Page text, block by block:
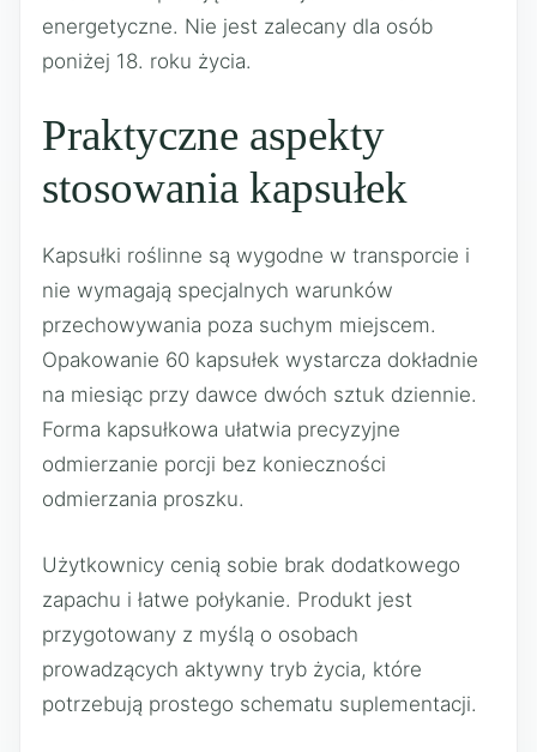
energetyczne. Nie jest zalecany dla osób
poniżej 18. roku życia.
Praktyczne aspekty
stosowania kapsułek
Kapsułki roślinne są wygodne w transporcie i
nie wymagają specjalnych warunków
przechowywania poza suchym miejscem.
Opakowanie 60 kapsułek wystarcza dokładnie
na miesiąc przy dawce dwóch sztuk dziennie.
Forma kapsułkowa ułatwia precyzyjne
odmierzanie porcji bez konieczności
odmierzania proszku.
Użytkownicy cenią sobie brak dodatkowego
zapachu i łatwe połykanie. Produkt jest
przygotowany z myślą o osobach
prowadzących aktywny tryb życia, które
potrzebują prostego schematu suplementacji.